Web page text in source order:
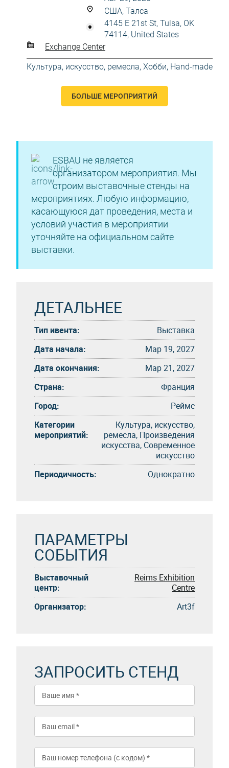
США, Талса
4145 E 21st St, Tulsa, OK
74114, United States
Exchange Center
Культура, искусство, ремесла, Хобби, Hand-made
БОЛЬШЕ МЕРОПРИЯТИЙ
ESBAU не является
организатором мероприятия. Мы
строим выставочные стенды на
мероприятиях. Любую информацию,
касающуюся дат проведения, места и
условий участия в мероприятии
уточняйте на официальном сайте
выставки.
ДЕТАЛЬНЕЕ
Тип ивента:
Выставка
Дата начала:
Мар 19, 2027
Дата окончания:
Мар 21, 2027
Страна:
Франция
Город:
Реймс
Категории
мероприятий:
Культура, искусство,
ремесла, Произведения
искусства, Современное
искусство
Периодичность:
Однократно
ПАРАМЕТРЫ
СОБЫТИЯ
Выставочный
центр:
Reims Exhibition
Centre
Организатор:
Art3f
ЗАПРОСИТЬ СТЕНД